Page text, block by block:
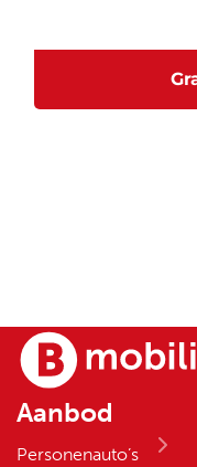
Aanbod
Personenauto’s